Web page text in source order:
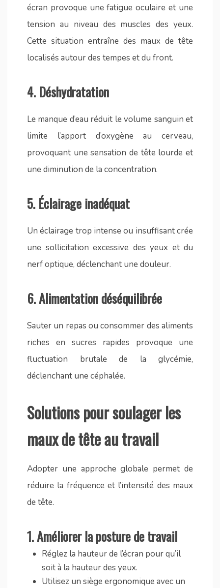
écran provoque une fatigue oculaire et une
tension au niveau des muscles des yeux.
Cette situation entraîne des maux de tête
localisés autour des tempes et du front.
4. Déshydratation
Le manque d’eau réduit le volume sanguin et
limite l’apport d’oxygène au cerveau,
provoquant une sensation de tête lourde et
une diminution de la concentration.
5. Éclairage inadéquat
Un éclairage trop intense ou insuffisant crée
une sollicitation excessive des yeux et du
nerf optique, déclenchant une douleur.
6.Alimentation déséquilibrée
Sauter un repas ou consommer des aliments
riches en sucres rapides provoque une
fluctuation brutale de la glycémie,
déclenchant une céphalée.
Solutions pour soulager les
maux de tête au travail
Adopter une approche globale permet de
réduire la fréquence et l’intensité des maux
de tête.
1.Améliorer la posture de travail
Réglez la hauteur de l’écran pour qu’il
soit à la hauteur des yeux.
Utilisez un siège ergonomique avec un